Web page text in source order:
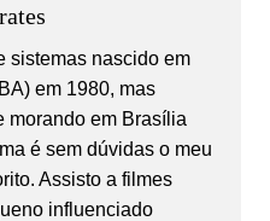
sistemas nascido em
em 1980, mas
morando em Brasília
é sem dúvidas o meu
Assisto a filmes
influenciado